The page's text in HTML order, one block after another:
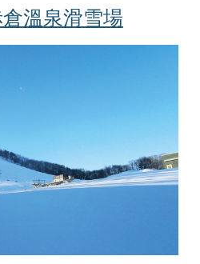
溫泉滑雪場